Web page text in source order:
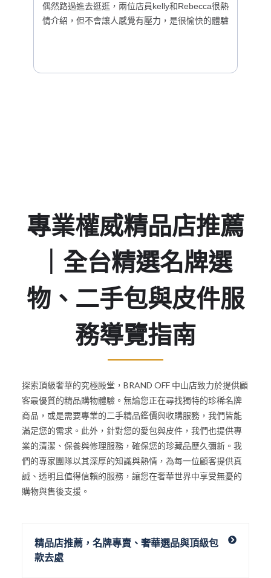
偶然路過進去逛逛，兩位店員kelly和Rebecca很熱
情介紹，但不會讓人感覺有壓力，是很愉快的體驗
專業權威精品店推薦
｜全台精選名牌選
物、二手包與皮件服
務導覽指南
探索頂級奢華的究極殿堂，BRAND OFF 中山店致力於提供顧
客最優質的精品購物體驗。無論您正在尋找獨特的珍稀名牌
商品，或是需要專業的二手精品鑑價與收購服務，我們皆能
滿足您的需求。此外，針對您的愛包與皮件，我們也提供專
業的清潔、保養與修理服務，確保您的珍藏品歷久彌新。我
們的專家團隊以其深厚的知識與熱情，為每一位顧客提供真
誠、透明且值得信賴的服務，讓您在奢華世界中享受無憂的
購物與售後支援。
精品店推薦，名牌專賣、奢華選品與頂級包
款去處